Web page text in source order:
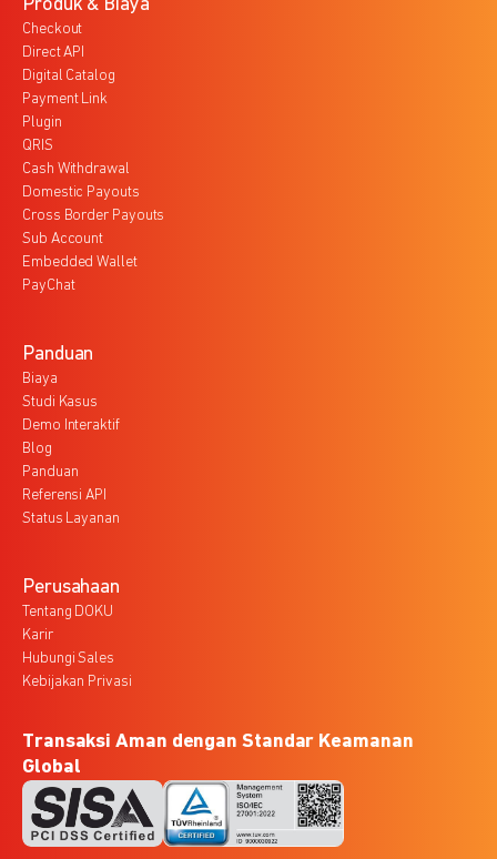
Produk & Biaya
Checkout
Direct API
Digital Catalog
Payment Link
Plugin
QRIS
Cash Withdrawal
Domestic Payouts
Cross Border Payouts
Sub Account
Embedded Wallet
PayChat
Panduan
Biaya
Studi Kasus
Demo Interaktif
Blog
Panduan
Referensi API
Status Layanan
Perusahaan
Tentang DOKU
Karir
Hubungi Sales
Kebijakan Privasi
Transaksi Aman dengan Standar Keamanan
Global